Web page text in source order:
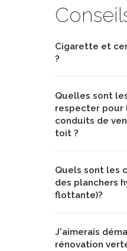
Cigarette et
?
Quelles sont
respecter pour
conduits de
toit ?
Quels sont les
des planchers
flottante)?
J'aimerais
rénovation